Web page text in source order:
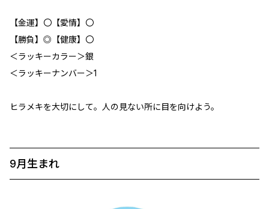
【金運】〇【愛情】〇
【勝負】◎【健康】〇
＜ラッキーカラー＞銀
＜ラッキーナンバー＞1
ヒラメキを大切にして。人の見ない所に目を向けよう。
9月生まれ